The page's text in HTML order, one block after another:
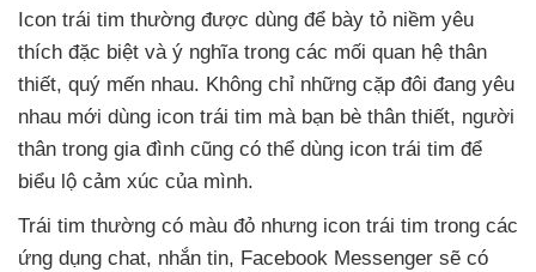
Icon trái tim thường được dùng để bày tỏ niềm yêu
thích đặc biệt và ý nghĩa trong các mối quan hệ thân
thiết, quý mến nhau. Không chỉ những cặp đôi đang yêu
nhau mới dùng icon trái tim mà bạn bè thân thiết, người
thân trong gia đình cũng có thể dùng icon trái tim để
biểu lộ cảm xúc của mình.
Trái tim thường có màu đỏ nhưng icon trái tim trong các
ứng dụng chat, nhắn tin, Facebook Messenger sẽ có